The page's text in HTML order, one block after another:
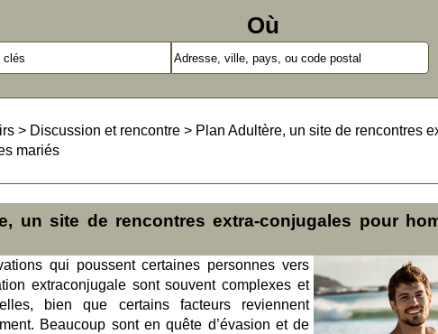
Où
> Discussion et rencontre > Plan Adultère, un site de rencontres
mariés
un site de rencontres extra-conjugales pour
qui poussent certaines personnes vers
extraconjugale sont souvent complexes et
bien que certains facteurs reviennent
Beaucoup sont en quête d’évasion et de